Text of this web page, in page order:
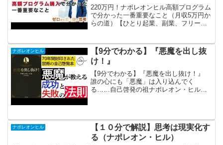
り起業、副業、フリーランスで稼
ぐ思考】No.199
220万円！ナポレオンヒル高額プログラム
で分かった一番重要なこと（月収5万円か
らの道）【ひとり起業、副業、フリーラ
て、何らかの学びをされていると思いま
す。僕が自己...
ナポレオンヒル
【9分でわかる】『悪魔を出し抜
け！』
【9分でわかる】『悪魔を出し抜け！』
誰の心にも「悪魔」は入り込んでく
る……自己啓発の祖ナポレオン・ヒルが
こそ人生を変える力だと教...
ナポレオンヒル
【１０分で解説】思考は現実化す
る（ナポレオン・ヒル）